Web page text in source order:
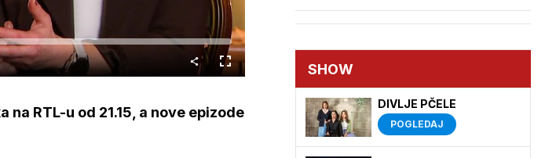
Cijeli
zaslon
RTL-u od 21.15, a nove epizode
SHOW
DIVLJE PČELE
POGLEDAJ